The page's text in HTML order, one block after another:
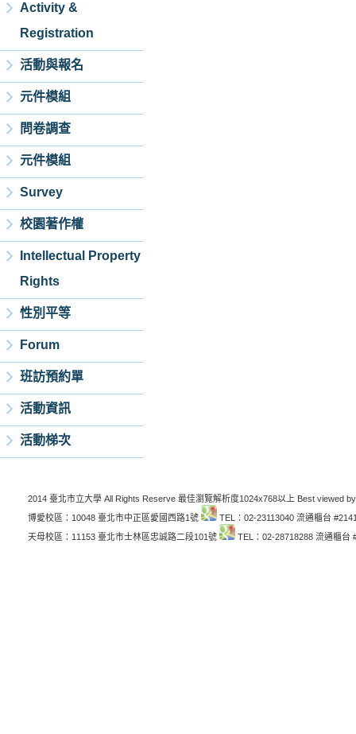
Activity &
Registration
活動與報名
元件模組
問卷調查
元件模組
Survey
校園著作權
Intellectual Property
Rights
性別平等
Forum
班訪預約單
活動資訊
活動梯次
2014 臺北市立大學 All Rights Reserve 最佳瀏覽解析度1024x768以上 Best viewed
博愛校區：10048 臺北市中正區愛國西路1號
TEL：02-23113040 流通櫃台
天母校區：11153 臺北市士林區忠誠路二段101號
TEL：02-28718288 流通櫃台